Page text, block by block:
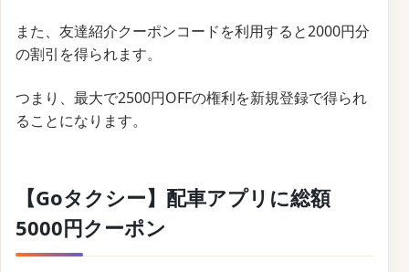
また、友達紹介クーポンコードを利用すると2000円分
の割引を得られます。
つまり、最大で2500円OFFの権利を新規登録で得られ
ることになります。
【Goタクシー】配車アプリに総額
5000円クーポン